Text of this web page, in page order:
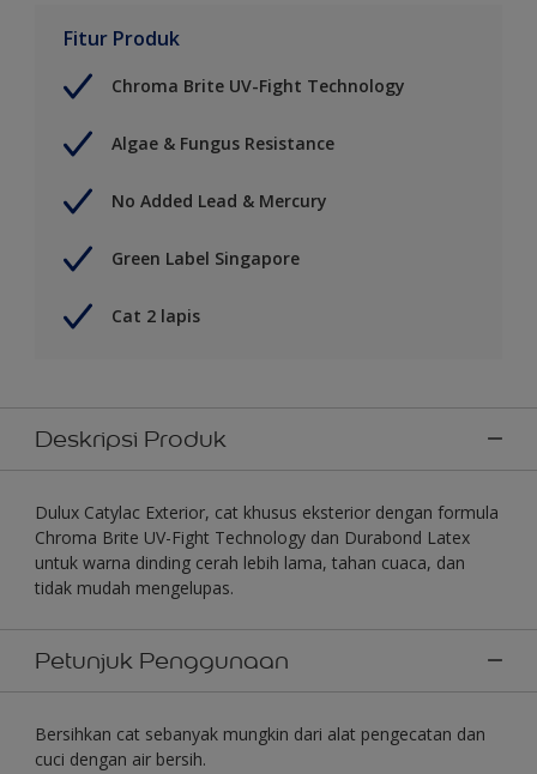
Fitur Produk
Chroma Brite UV-Fight Technology
Algae & Fungus Resistance
No Added Lead & Mercury
Green Label Singapore
Cat 2 lapis
Deskripsi Produk
Dulux Catylac Exterior, cat khusus eksterior dengan formula
Chroma Brite UV-Fight Technology dan Durabond Latex
untuk warna dinding cerah lebih lama, tahan cuaca, dan
tidak mudah mengelupas.
Petunjuk Penggunaan
Bersihkan cat sebanyak mungkin dari alat pengecatan dan
cuci dengan air bersih.